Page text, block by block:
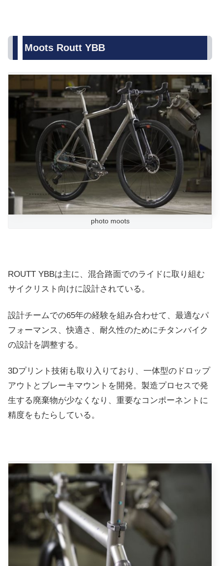
Moots Routt YBB
photo moots
ROUTT YBBは主に、混合路面でのライドに取り組む
サイクリスト向けに設計されている。
設計チームでの65年の経験を組み合わせて、最適なパ
フォーマンス、快適さ、耐久性のためにチタンバイク
の設計を調整する。
3Dプリント技術も取り入りており、一体型のドロップ
アウトとブレーキマウントを開発。製造プロセスで発
生する廃棄物が少なくなり、重要なコンポーネントに
精度をもたらしている。